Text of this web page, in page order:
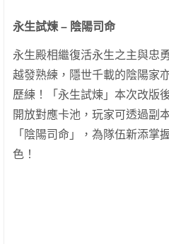
永生試煉 – 陰陽司命
永生殿相繼復活永生之主與忠
越發熟練，隱世千載的陰陽家
歷練！「永生試煉」本次改版
開放對應卡池，玩家可透過副
「陰陽司命」，為隊伍新添掌
色！